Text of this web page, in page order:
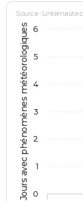
Jours avec phénomènes météorologiques
Source :
0
1
2
3
4
5
6